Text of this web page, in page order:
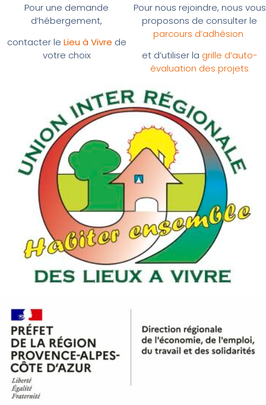
Pour une demande
d’hébergement,
contacter le Lieu à Vivre de
votre choix
Pour nous rejoindre, nous vous
proposons de consulter le
parcours d’adhésion
et d’utiliser la grille d’auto-
évaluation des projets